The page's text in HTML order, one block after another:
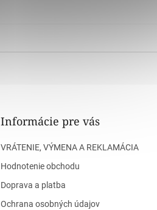
Informácie pre vás
VRÁTENIE, VÝMENA A REKLAMÁCIA
Hodnotenie obchodu
Doprava a platba
Ochrana osobných údajov